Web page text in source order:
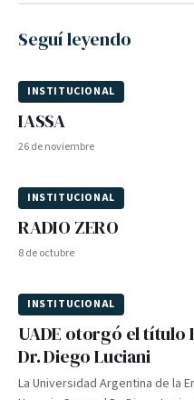
Seguí leyendo
INSTITUCIONAL
IASSA
26 de noviembre
INSTITUCIONAL
RADIO ZERO
8 de octubre
INSTITUCIONAL
UADE otorgó el título
Dr. Diego Luciani
La Universidad Argentina de la